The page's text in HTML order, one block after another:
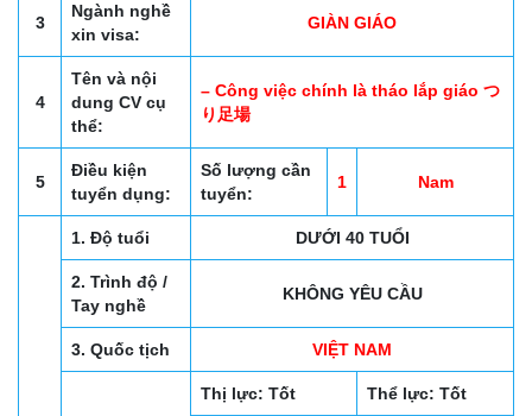
3
Ngành nghề
xin visa:
GIÀN GIÁO
4
Tên và nội
dung CV cụ
thể:
– Công việc chính là tháo lắp giáo つ
り足場
5
Điều kiện
tuyển dụng:
Số lượng cần
tuyển:
1 Nam
1. Độ tuổi DƯỚI 40 TUỔI
2. Trình độ /
Tay nghề
KHÔNG YÊU CẦU
3. Quốc tịch VIỆT NAM
Thị lực: Tốt Thể lực: Tốt